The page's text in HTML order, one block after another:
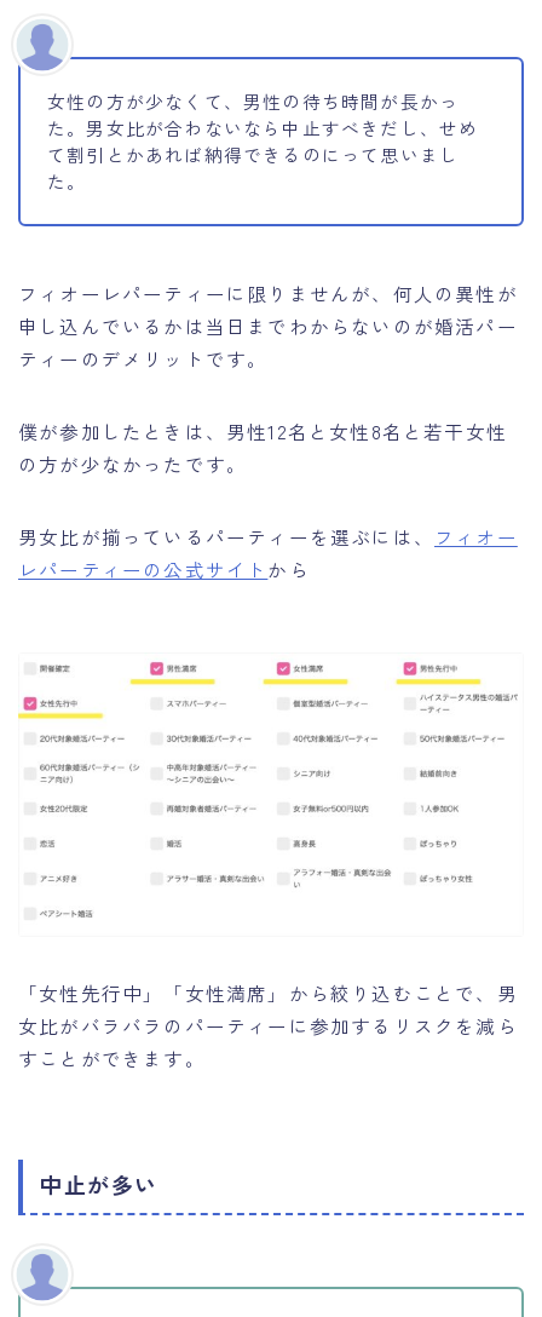
女性の方が少なくて、男性の待ち時間が長かっ
た。男女比が合わないなら中止すべきだし、せめ
て割引とかあれば納得できるのにって思いまし
た。
フィオーレパーティーに限りませんが、何人の異性が
申し込んでいるかは当日までわからないのが婚活パー
ティーのデメリットです。
僕が参加したときは、男性12名と女性8名と若干女性
の方が少なかったです。
男女比が揃っているパーティーを選ぶには、
フィオー
レパーティーの公式サイト から
「女性先行中」「女性満席」から絞り込むことで、男
女比がバラバラのパーティーに参加するリスクを減ら
すことができます。
中止が多い